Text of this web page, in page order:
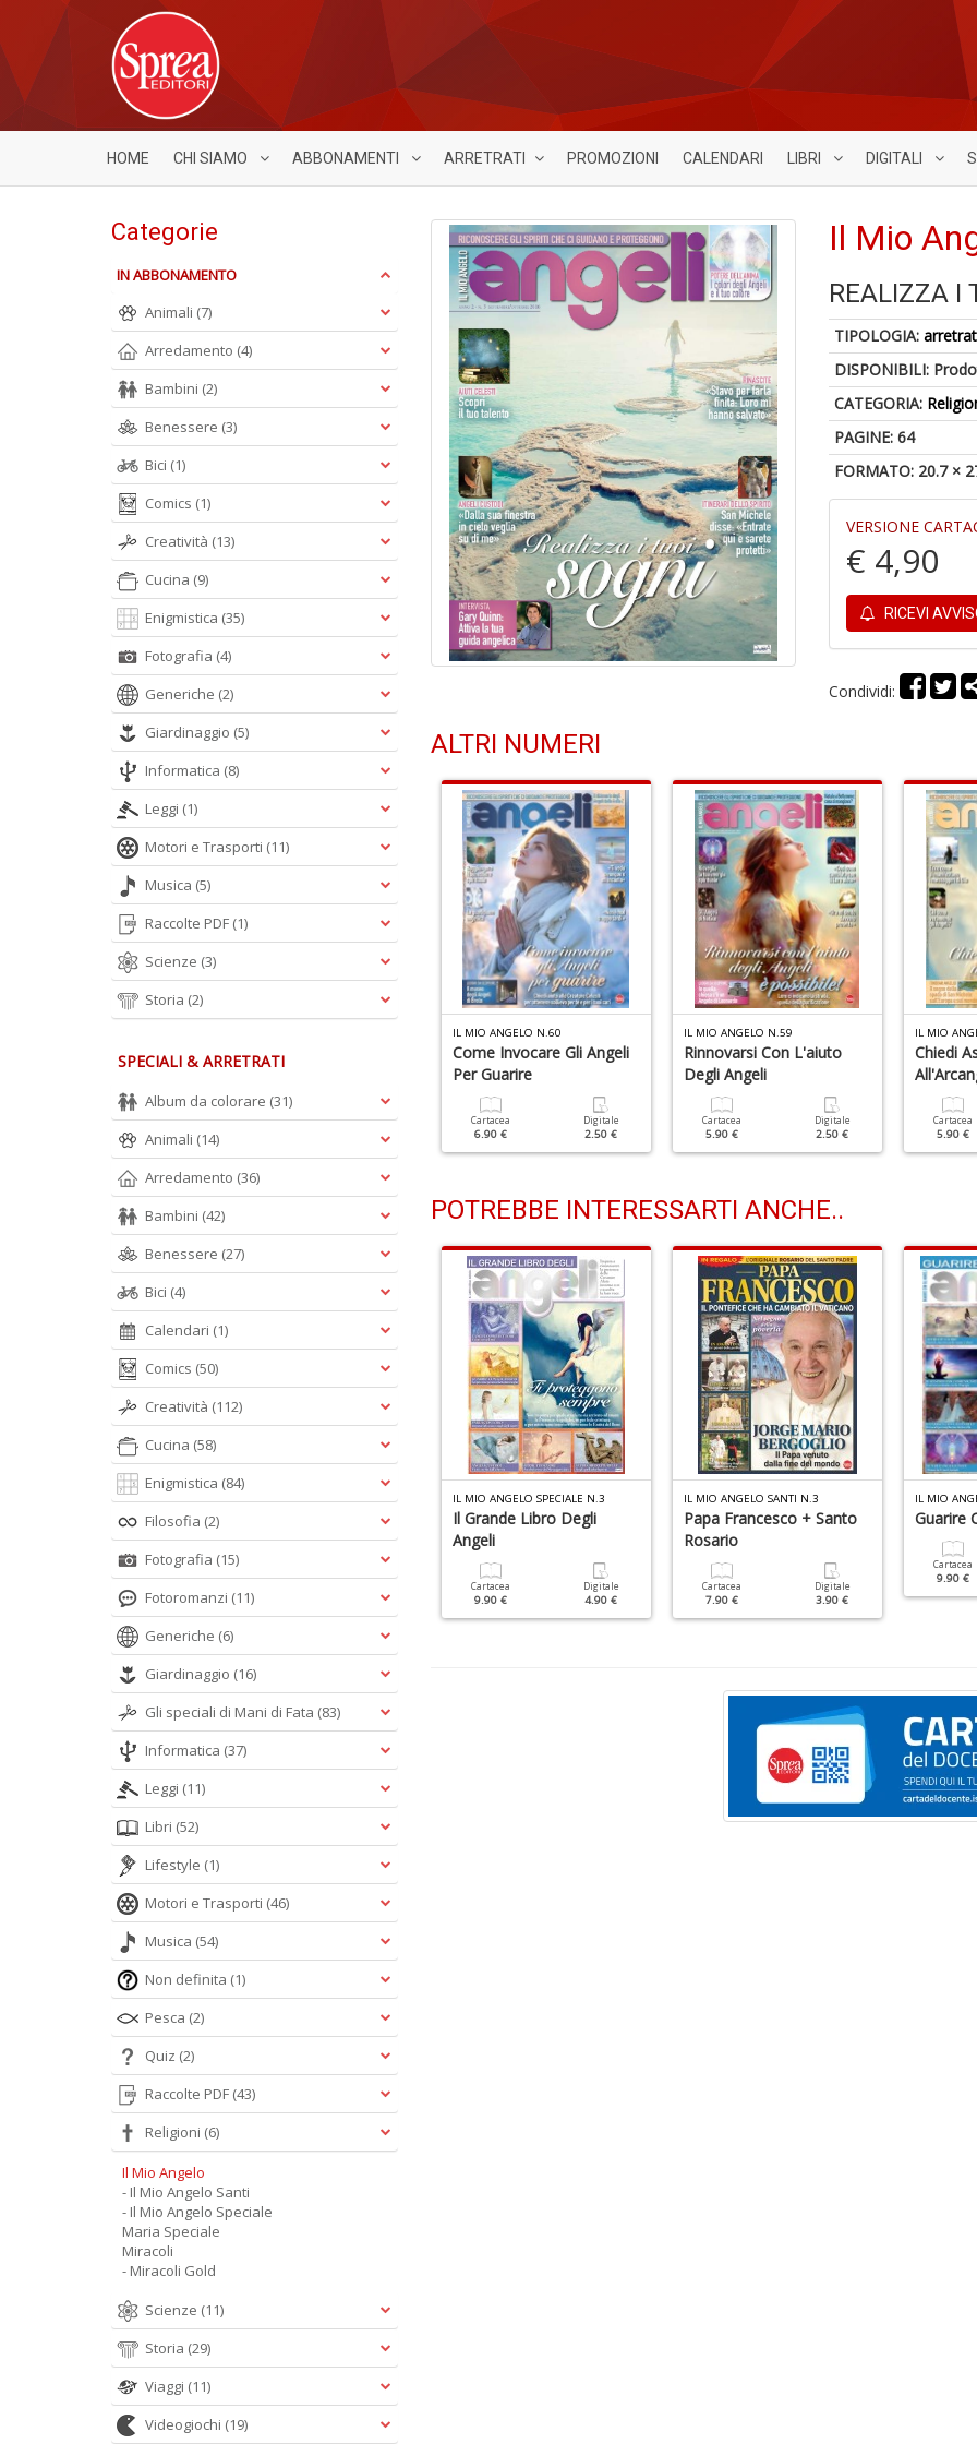
HOME CHI SIAMO ABBONAMENTI ARRETRATI PROMOZIONI CALENDARI LIBRI DIGITALI
Il Mio
REALIZZA I
TIPOLOGIA:
DISPONIBILI:
CATEGORIA:
PAGINE: 64
FORMATO: 20.7 ×
VERSIONE
€ 4,90
RICEVI
Condividi:
ALTRI NUMERI
Angeli Sono Sempre
Digitale
2.50 €
Realizza La Vita Che
Desideri
Cartacea Digitale
2.50 €
IL MIO ANGELO N.60
Come Invocare Gli Angeli
Per Guarire
Cartacea
6.90 €
Digitale
2.50 €
IL MIO ANGELO N.59
Rinnovarsi Con L'aiuto
Degli Angeli
Cartacea
5.90 €
Digitale
2.50 €
IL MIO
Chiedi
Cartacea
5.90 €
POTREBBE INTERESSARTI ANCHE..
ANGELO SANTI N.2
Di Nazareth +
4.90 €
IL MIO ANGELO SPECIALE N.4
9.90 €
Digitale
4.90 €
IL MIO ANGELO SPECIALE N.3
Il Grande Libro Degli
Angeli
Cartacea
9.90 €
Digitale
4.90 €
IL MIO ANGELO SANTI N.3
Papa Francesco + Santo
Rosario
Cartacea
7.90 €
Digitale
3.90 €
IL MIO
Guarire
Cartacea
9.90 €
Categorie
IN ABBONAMENTO
Animali (7)
Arredamento (4)
Bambini (2)
Benessere (3)
Bici (1)
Comics (1)
Creatività (13)
Cucina (9)
Enigmistica (35)
Fotografia (4)
Generiche (2)
Giardinaggio (5)
Informatica (8)
Leggi (1)
Motori e Trasporti (11)
Musica (5)
Raccolte PDF (1)
Scienze (3)
Storia (2)
SPECIALI & ARRETRATI
Album da colorare (31)
Animali (14)
Arredamento (36)
Bambini (42)
Benessere (27)
Bici (4)
Calendari (1)
Comics (50)
Creatività (112)
Cucina (58)
Enigmistica (84)
Filosofia (2)
Fotografia (15)
Fotoromanzi (11)
Generiche (6)
Giardinaggio (16)
Gli speciali di Mani di Fata (83)
Informatica (37)
Leggi (11)
Libri (52)
Lifestyle (1)
Motori e Trasporti (46)
Musica (54)
Non definita (1)
Pesca (2)
Quiz (2)
Raccolte PDF (43)
Religioni (6)
Il Mio Angelo
- Il Mio Angelo Santi
- Il Mio Angelo Speciale
Maria Speciale
Miracoli
- Miracoli Gold
Scienze (11)
Storia (29)
Viaggi (11)
Videogiochi (19)